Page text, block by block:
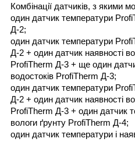
Комбінації датчиків, з якими
один датчик температури
Д-2;
один датчик температури
Д-2 + один датчик наявності
ProfiTherm Д-3 + ще один
водостоків ProfiTherm Д-3;
один датчик температури
Д-2 + один датчик наявності
ProfiTherm Д-3 + один датчик
вологи ґрунту ProfiTherm Д-4;
один датчик температури і